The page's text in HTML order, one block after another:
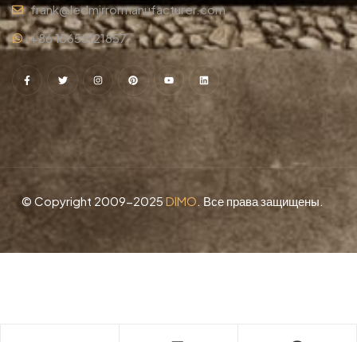
frank@ledmirrormanufacturer.com
+86 15658121857
© Copyright 2009-2025 DIMO. Все права защищены.